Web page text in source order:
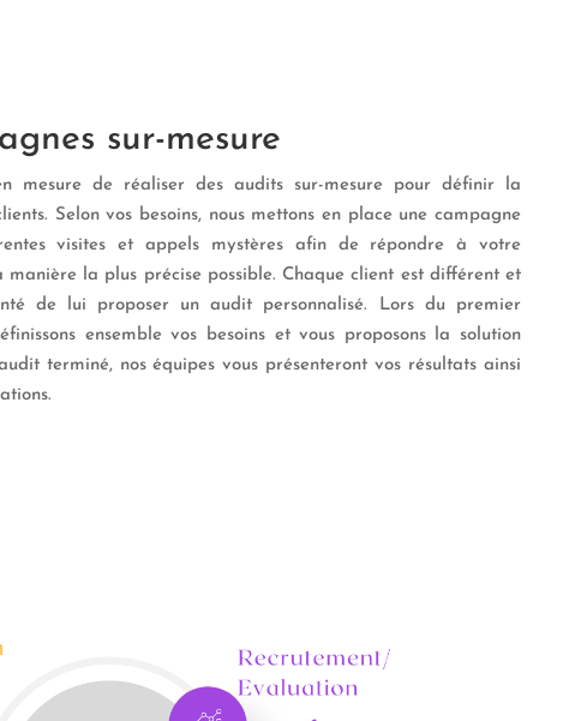
sur-mesure
mesure de réaliser des audits sur-mesure pour définir la
Selon vos besoins, nous mettons en place une campagne
visites et appels mystères afin de répondre à votre
la plus précise possible. Chaque client est différent et
de lui proposer un audit personnalisé. Lors du premier
ensemble vos besoins et vous proposons la solution
terminé, nos équipes vous présenteront vos résultats ainsi